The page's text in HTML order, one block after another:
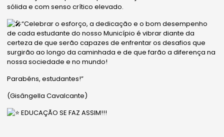
sólida e com senso crítico elevado.
“Celebrar o esforço, a dedicação e o bom desempenho
de cada estudante do nosso Município é vibrar diante da
certeza de que serão capazes de enfrentar os desafios que
surgirão ao longo da caminhada e de que farão a diferença na
nossa sociedade e no mundo!
Parabéns, estudantes!”
(Gisângella Cavalcante)
EDUCAÇÃO SE FAZ ASSIM!!!